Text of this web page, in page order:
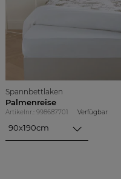
Spannbettlaken
Palmenreise
Artikelnr.: 998687701 Verfügbar
90x190cm